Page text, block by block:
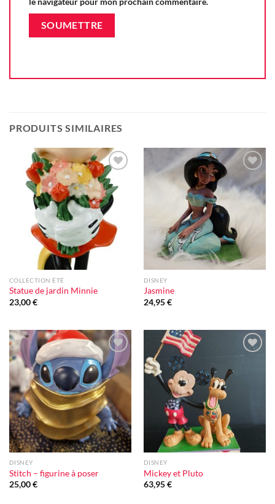
PRODUITS SIMILAIRES
Ajouter
à la liste
d'envie
COLLECTION ÉTÉ
Statue de jardin Minnie
23,00€
à la liste
d'envie
DISNEY
Jasmine
24,95€
Ajouter
à la liste
d'envie
DISNEY
Stitch – figurine à poser
25,00€
DISNEY
Mickey et Pluto
63,95€